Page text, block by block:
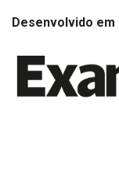
Desenvolvido